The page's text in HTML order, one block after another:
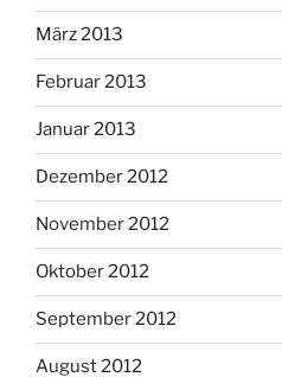
März 2013
Februar 2013
Januar 2013
Dezember 2012
November 2012
Oktober 2012
September 2012
August 2012